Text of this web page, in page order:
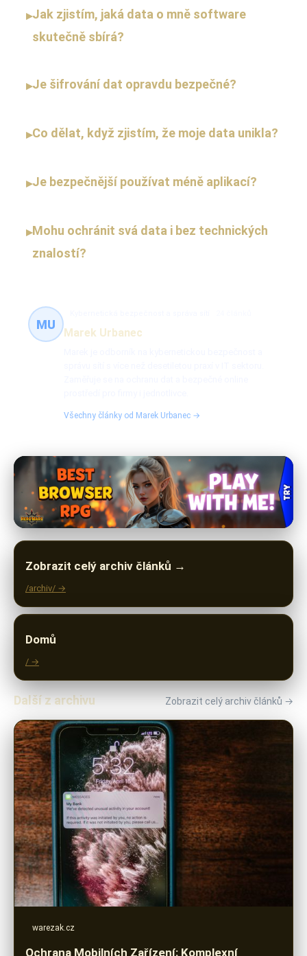
▸Jak zjistím, jaká data o mně software
skutečně sbírá?
▸Je šifrování dat opravdu bezpečné?
▸Co dělat, když zjistím, že moje data unikla?
▸Je bezpečnější používat méně aplikací?
▸Mohu ochránit svá data i bez technických
znalostí?
MU
Marek Urbanec
Všechny články od Marek Urbanec →
Zobrazit celý archiv článků →
/archiv/ →
Domů
/ →
Další z archivu Zobrazit celý archiv článků →
warezak.cz
Ochrana Mobilních Zařízení: Komplexní